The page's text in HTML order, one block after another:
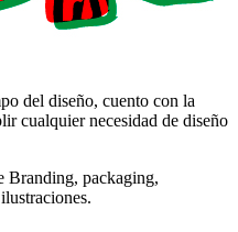
del diseño, cuento con la
cualquier necesidad de diseño
Branding, packaging,